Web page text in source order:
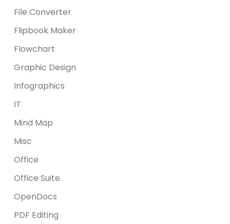
File Converter
Flipbook Maker
Flowchart
Graphic Design
Infographics
IT
Mind Map
Misc
Office
Office Suite
OpenDocs
PDF Editing